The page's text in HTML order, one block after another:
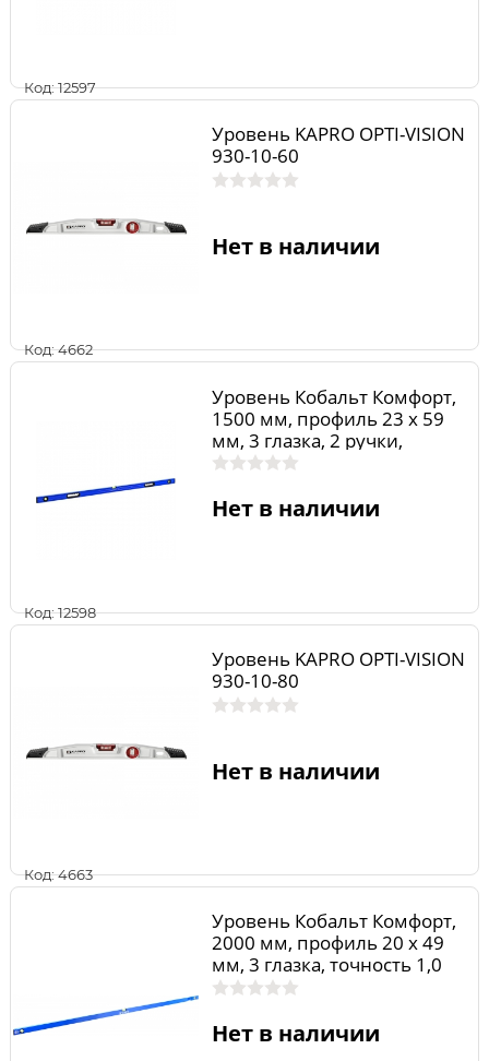
Код: 12597
Код: 4662
Уровень KAPRO OPTI-VISION
930-10-60
Нет в наличии
Код: 12598
Уровень Кобальт Комфорт,
1500 мм, профиль 23 x 59
мм, 3 глазка, 2 ручки,
точность 1,0 мм/м
Нет в наличии
Код: 4663
Уровень KAPRO OPTI-VISION
930-10-80
Нет в наличии
Уровень Кобальт Комфорт,
2000 мм, профиль 20 x 49
мм, 3 глазка, точность 1,0
мм/м
Нет в наличии